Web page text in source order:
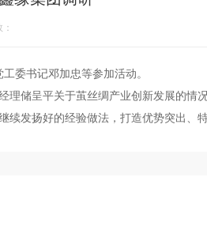
委书记邓加忠等参加活动。
储呈平关于茧丝绸产业创新发展的情
发扬好的经验做法，打造优势突出、